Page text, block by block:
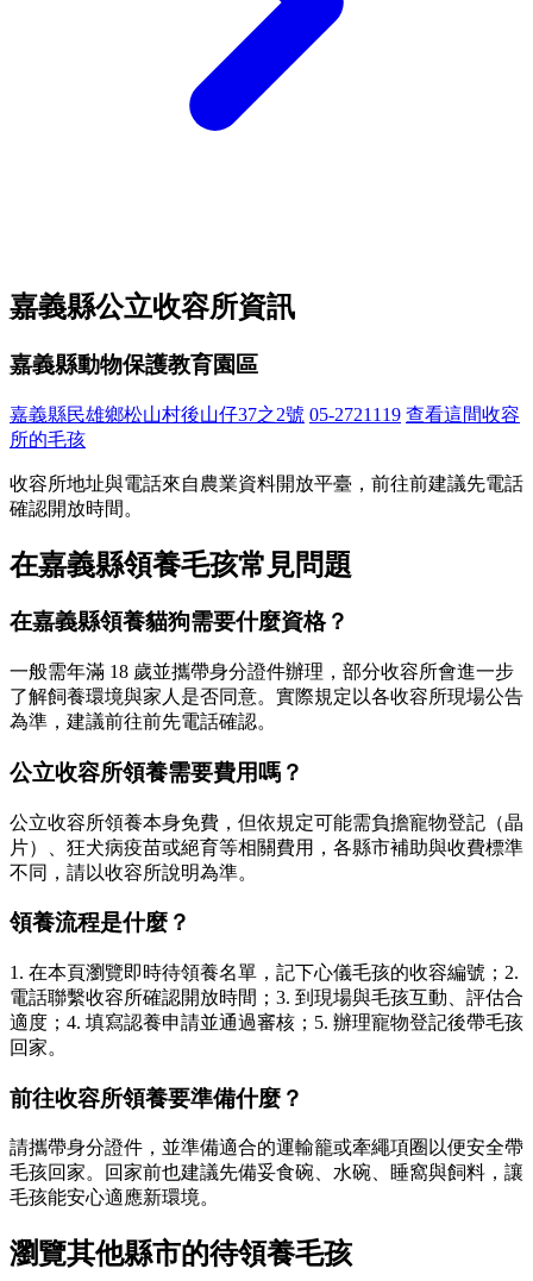
嘉義縣公立收容所資訊
嘉義縣動物保護教育園區
嘉義縣民雄鄉松山村後山仔37之2號 05-2721119 查看這間收容
所的毛孩
收容所地址與電話來自農業資料開放平臺，前往前建議先電話
確認開放時間。
在嘉義縣領養毛孩常見問題
在嘉義縣領養貓狗需要什麼資格？
一般需年滿 18 歲並攜帶身分證件辦理，部分收容所會進一步
了解飼養環境與家人是否同意。實際規定以各收容所現場公告
為準，建議前往前先電話確認。
公立收容所領養需要費用嗎？
公立收容所領養本身免費，但依規定可能需負擔寵物登記（晶
片）、狂犬病疫苗或絕育等相關費用，各縣市補助與收費標準
不同，請以收容所說明為準。
領養流程是什麼？
1. 在本頁瀏覽即時待領養名單，記下心儀毛孩的收容編號；2.
電話聯繫收容所確認開放時間；3. 到現場與毛孩互動、評估合
適度；4. 填寫認養申請並通過審核；5. 辦理寵物登記後帶毛孩
回家。
前往收容所領養要準備什麼？
請攜帶身分證件，並準備適合的運輸籠或牽繩項圈以便安全帶
毛孩回家。回家前也建議先備妥食碗、水碗、睡窩與飼料，讓
毛孩能安心適應新環境。
瀏覽其他縣市的待領養毛孩